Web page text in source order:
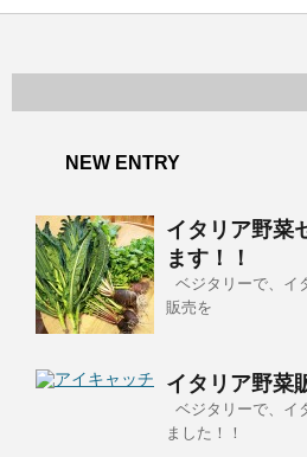
NEW ENTRY
イタリア野菜
ます！！
ベジタリーで、イ
販売を
イタリア野菜
ベジタリーで、イ
ました！！